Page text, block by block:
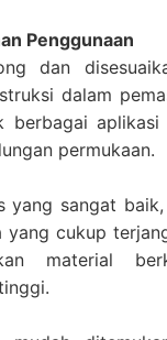
Penggunaan
dan
dalam
berbagai
permukaan.
yang sangat
cukup
material